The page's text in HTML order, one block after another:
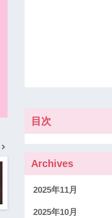
目次
Archives
2025年11月
2025年10月